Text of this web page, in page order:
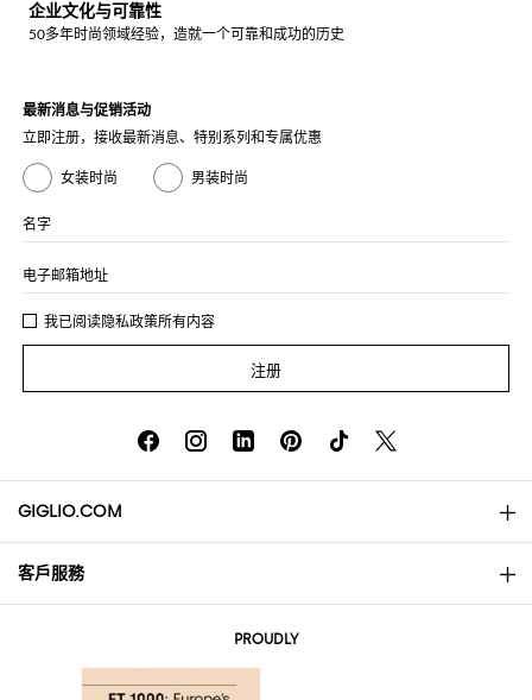
企业文化与可靠性
50多年时尚领域经验，造就一个可靠和成功的历史
最新消息与促销活动
立即注册，接收最新消息、特别系列和专属优惠
女装时尚 男装时尚
名字
电子邮箱地址
我已阅读隐私政策所有内容
注册
GIGLIO.COM
About
客戶服務
PROUDLY